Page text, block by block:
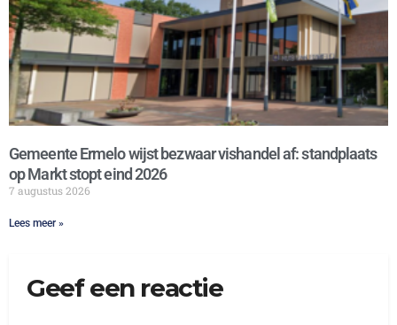
Gemeente Ermelo wijst bezwaar vishandel af: standplaats
op Markt stopt eind 2026
7 augustus 2026
Lees meer »
Geef een reactie